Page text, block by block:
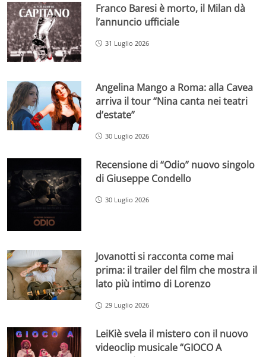
Franco Baresi è morto, il Milan dà
l’annuncio ufficiale
31 Luglio 2026
Angelina Mango a Roma: alla Cavea
arriva il tour “Nina canta nei teatri
d’estate”
30 Luglio 2026
Recensione di “Odio” nuovo singolo
di Giuseppe Condello
30 Luglio 2026
Jovanotti si racconta come mai
prima: il trailer del film che mostra il
lato più intimo di Lorenzo
29 Luglio 2026
LeiKiè svela il mistero con il nuovo
videoclip musicale “GIOCO A